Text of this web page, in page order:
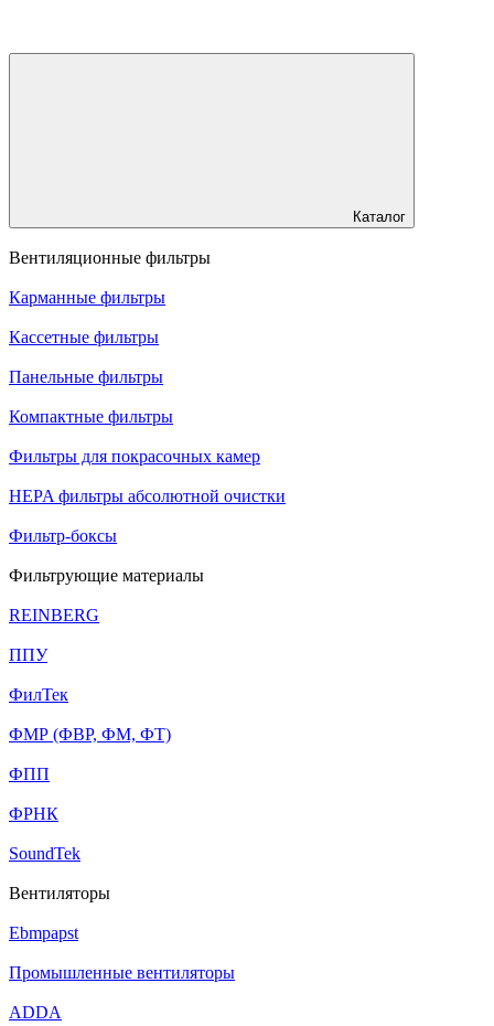
Каталог
Вентиляционные фильтры
Карманные фильтры
Кассетные фильтры
Панельные фильтры
Компактные фильтры
Фильтры для покрасочных камер
HEPA фильтры абсолютной очистки
Фильтр-боксы
Фильтрующие материалы
REINBERG
ППУ
ФилТек
ФМР (ФВР, ФМ, ФТ)
ФПП
ФРНК
SoundTek
Вентиляторы
Ebmpapst
Промышленные вентиляторы
ADDA